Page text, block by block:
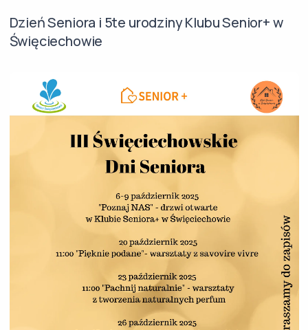
Dzień Seniora i 5te urodziny Klubu Senior+ w
Święciechowie